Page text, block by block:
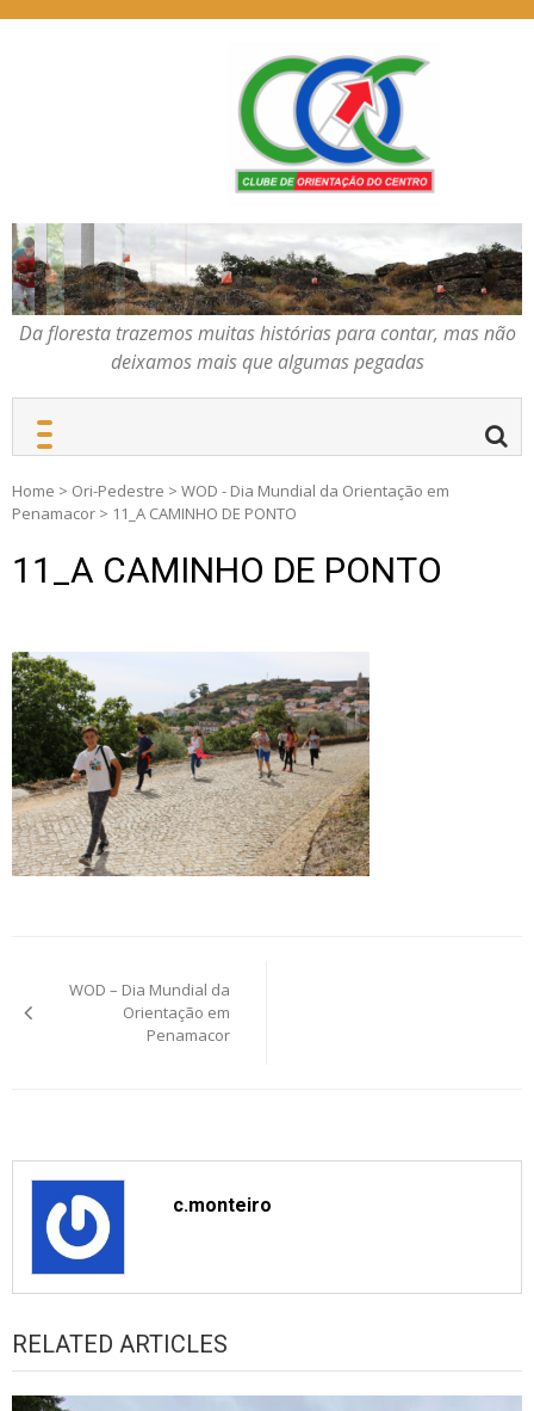
COC – CLUBE DE
ORIENTAÇÃO DO
CENTRO
Da floresta trazemos
muitas histórias para
contar, mas não deixamos
mais que algumas
pegadas
Da floresta trazemos muitas histórias para contar, mas não
deixamos mais que algumas pegadas
Home > Ori-Pedestre > WOD - Dia Mundial da Orientação em
Penamacor > 11_A CAMINHO DE PONTO
11_A CAMINHO DE PONTO
navigation
WOD – Dia Mundial da
Orientação em
Penamacor
c.monteiro
RELATED ARTICLES